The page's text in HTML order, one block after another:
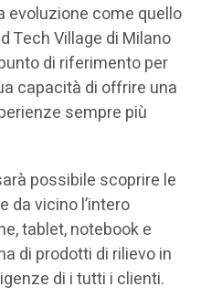
evoluzione come quello
Tech Village di Milano
di riferimento per
capacità di offrire una
sempre più
possibile scoprire le
da vicino l’intero
tablet, notebook e
di prodotti di rilievo in
di i tutti i clienti.